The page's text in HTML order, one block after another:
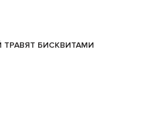
ТРАВЯТ БИСКВИТАМИ